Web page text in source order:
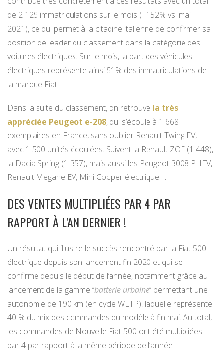
de 2 129 immatriculations sur le mois (+152% vs. mai
2021), ce qui permet à la citadine italienne de confirmer sa
position de leader du classement dans la catégorie des
voitures électriques. Sur le mois, la part des véhicules
électriques représente ainsi 51% des immatriculations de
la marque Fiat.
Dans la suite du classement, on retrouve la très
appréciée Peugeot e-208, qui s’écoule à 1 668
exemplaires en France, sans oublier Renault Twing EV,
avec 1 500 unités écoulées. Suivent la Renault ZOE (1 448),
la Dacia Spring (1 357), mais aussi les Peugeot 3008 PHEV,
Renault Megane EV, Mini Cooper électrique….
DES VENTES MULTIPLIÉES PAR 4 PAR
RAPPORT À L’AN DERNIER !
Un résultat qui illustre le succès rencontré par la Fiat 500
électrique depuis son lancement fin 2020 et qui se
confirme depuis le début de l’année, notamment grâce au
lancement de la gamme ‘’batterie urbaine’’ permettant une
autonomie de 190 km (en cycle WLTP), laquelle représente
40 % du mix des commandes du modèle à fin mai. Au total,
les commandes de Nouvelle Fiat 500 ont été multipliées
par 4 par rapport à la même période de l’année